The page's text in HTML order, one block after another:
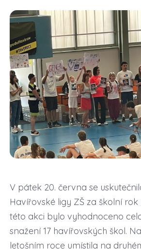
V pátek 20. června se
Havířovské ligy ZŠ za školní
této akci bylo vyhodnoceno
snažení 17 havířovských škol.
letošním roce umístila na